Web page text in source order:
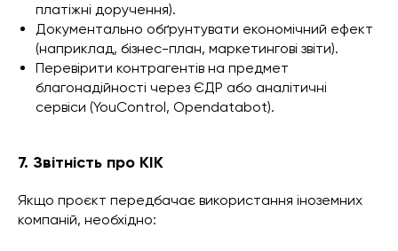
платіжні доручення).
Документально обґрунтувати економічний ефект
(наприклад, бізнес-план, маркетингові звіти).
Перевірити контрагентів на предмет
благонадійності через ЄДР або аналітичні
сервіси (YouControl, Opendatabot).
7. Звітність про КІК
Якщо проєкт передбачає використання іноземних
компаній, необхідно: